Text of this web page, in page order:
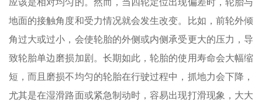
应该是相对均匀的。然而，当四轮定位出现偏差时，轮胎与
地面的接触角度和受力情况就会发生改变。比如，前轮外倾
角过大或过小，会使轮胎的外侧或内侧承受更大的压力，导
致轮胎单边磨损加剧。长期如此，轮胎的使用寿命会大幅缩
短，而且磨损不均匀的轮胎在行驶过程中，抓地力会下降，
尤其是在湿滑路面或紧急制动时，容易出现打滑现象，大大